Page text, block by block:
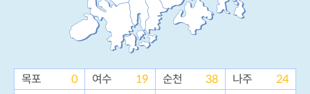
목포 0 여수 19 순천 38 나주
24